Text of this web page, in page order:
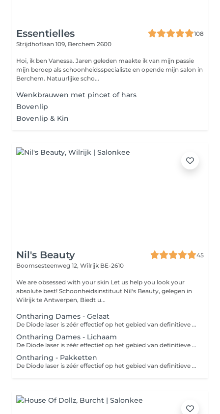
Essentielles
108
Strijdhoflaan 109, Berchem 2600
Hoi, ik ben Vanessa. Jaren geleden maakte ik van mijn passie
mijn beroep als schoonheidsspecialiste en opende mijn salon in
Berchem. Natuurlijke scho...
Wenkbrauwen met pincet of hars
Bovenlip
Bovenlip & Kin
Nil's Beauty
45
Boomsesteenweg 12, Wilrijk BE-2610
We are obsessed with your skin Let us help you look your
absolute best! Schoonheidsinstituut Nil's Beauty, gelegen in
Wilrijk te Antwerpen, Biedt u...
Ontharing Dames - Gelaat
De Diode laser is zéér effectief op het gebied van definitieve ontharing, na gemiddeld 8 behandelingen behaal je een haarreductie tot 80-90%. De diode laser is geschikt voor ieder huidtype, ook de zongebruinde huid kan effectief en veilig behandeld worden. Bij 7 behandelingen krijg je 1 behandeling GRATIS.
Ontharing Dames - Lichaam
De Diode laser is zéér effectief op het gebied van definitieve ontharing, na gemiddeld 8 behandelingen behaal je een haarreductie tot 80-90%. De diode laser is geschikt voor ieder huidtype, ook de zongebruinde huid kan effectief en veilig behandeld worden. Bij 7 behandelingen krijg je 1 behandeling GRATIS.
Ontharing - Pakketten
De Diode laser is zéér effectief op het gebied van definitieve ontharing, na gemiddeld 8 behandelingen behaal je een haarreductie tot 80-90%. De diode laser is geschikt voor ieder huidtype, ook de zongebruinde huid kan effectief en veilig behandeld worden. Bij 7 behandelingen krijg je 1 behandeling GRATIS.